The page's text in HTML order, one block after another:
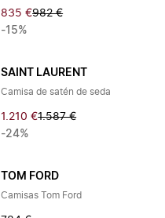
835 €982 €
-15%
SAINT LAURENT
Camisa de satén de seda
1.210 €1.587 €
-24%
TOM FORD
Camisas Tom Ford